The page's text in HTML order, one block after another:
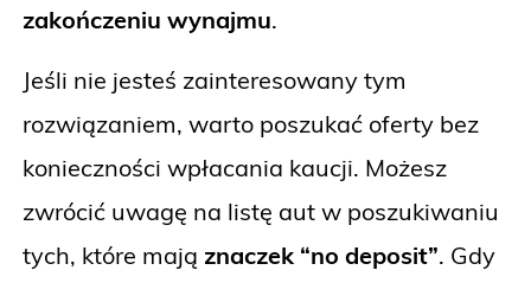
zakończeniu wynajmu.
Jeśli nie jesteś zainteresowany tym
rozwiązaniem, warto poszukać oferty bez
konieczności wpłacania kaucji. Możesz
zwrócić uwagę na listę aut w poszukiwaniu
tych, które mają znaczek “no deposit”. Gdy